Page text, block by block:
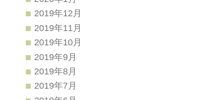
2019年12月
2019年11月
2019年10月
2019年9月
2019年8月
2019年7月